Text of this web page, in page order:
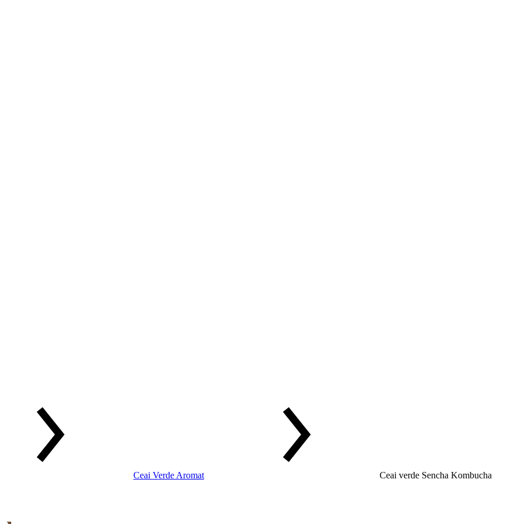
Ceai Verde Aromat Ceai verde Sencha Kombucha